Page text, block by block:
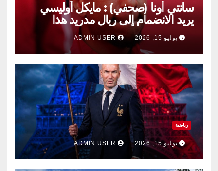
سانتي أونا (صحفي) : مايكل أوليسي
يريد الانضمام إلى ريال مدريد هذا
الصيف.
يوليو 15, 2026 ADMIN USER
رياضية
يوليو 15, 2026